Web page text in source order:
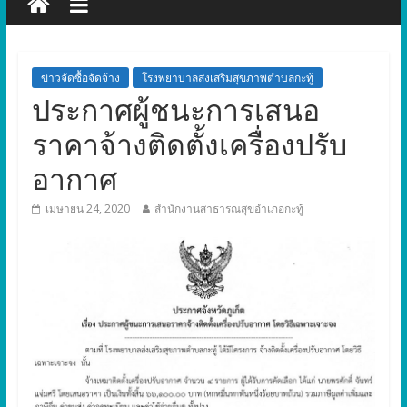
ประกาศผู้ชนะการเสนอรา ซื้อวัสดุงานบ้านงานครัว โดยวิธีเฉพาะ
เจาะจง
เจาะจงข่าวจัดซื้อจัดจ้าง โรงพยาบาลส่งเสริมสุขภาพตำบลกะทู้
ประกาศผู้ชนะการเสนอ
ราคาจ้างติดตั้งเครื่องปรับ
อากาศ
เมษายน 24, 2020 สำนักงานสาธารณสุขอำเภอกะทู้